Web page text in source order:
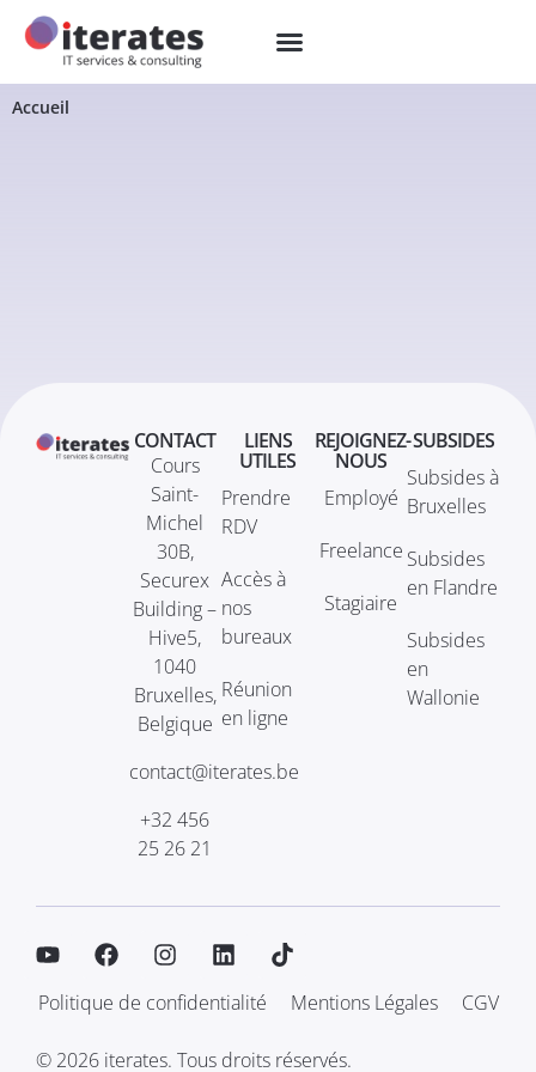
Accueil
CONTACT
Cours
Saint-
Michel
30B,
Securex
Building –
Hive5,
1040
Bruxelles,
Belgique
contact@iterates.be
+32 456
25 26 21
LIENS
UTILES
Prendre
RDV
Accès à
nos
bureaux
Réunion
en ligne
REJOIGNEZ-
NOUS
Employé
Freelance
Stagiaire
SUBSIDES
Subsides à
Bruxelles
Subsides
en Flandre
Subsides
en
Wallonie
© 2026 iterates. Tous droits réservés.
Politique de confidentialité Mentions Légales CGV